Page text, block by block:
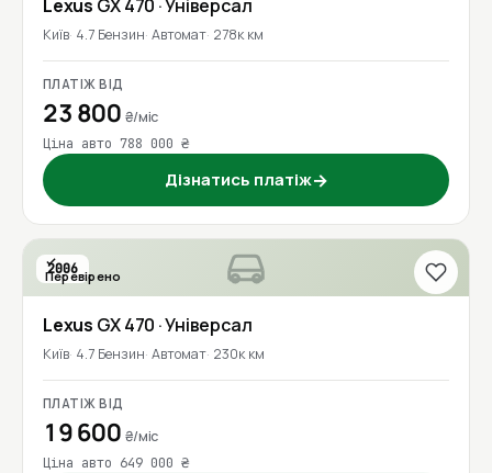
Lexus GX 470 · Універсал
Київ 4.7 Бензин Автомат 278к км
ПЛАТІЖ ВІД
23 800 ₴/міс
Ціна авто 788 000 ₴
Дізнатись платіж→
2006
Перевірено
Lexus GX 470 · Універсал
Київ 4.7 Бензин Автомат 230к км
ПЛАТІЖ ВІД
19 600 ₴/міс
Ціна авто 649 000 ₴